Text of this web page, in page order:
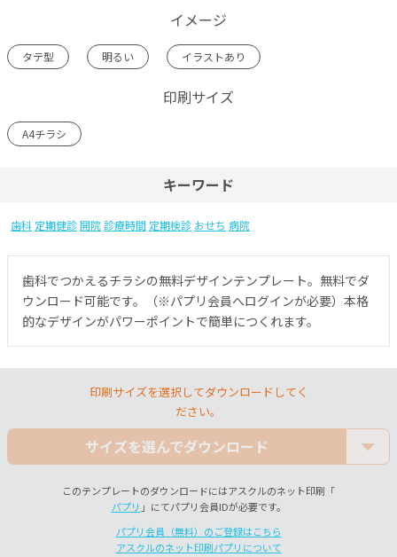
イメージ
タテ型 明るい イラストあり
印刷サイズ
A4チラシ
キーワード
歯科 定期健診開院 診療時間 定期検診 おせち 病院
歯科でつかえるチラシの無料デザインテンプレート。無料でダ
ウンロード可能です。（※パプリ会員へログインが必要）本格
的なデザインがパワーポイントで簡単につくれます。
印刷サイズを選択してダウンロードしてく
ださい。
サイズを選んでダウンロード
このテンプレートのダウンロードにはアスクルのネット印刷「
パプリ 」にてパプリ会員IDが必要です。
パプリ会員（無料）のご登録はこちら
アスクルのネット印刷パプリについて